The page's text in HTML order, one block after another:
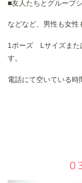
■友人たちとグループ
などなど、男性も女性
1ポーズ Lサイズまた
す。
電話にて空いている